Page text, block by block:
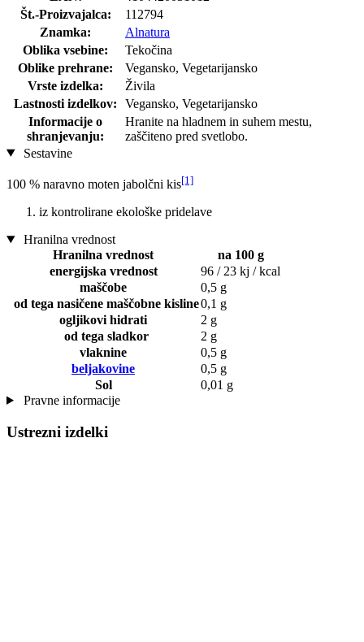
Št.-Proizvajalca:
112794
Znamka:
Alnatura
Oblika vsebine:
Tekočina
Oblike prehrane:
Vegansko, Vegetarijansko
Vrste izdelka:
Živila
Lastnosti izdelkov:
Vegansko, Vegetarijansko
Informacije o
shranjevanju:
Hranite na hladnem in suhem mestu,
zaščiteno pred svetlobo.
Sestavine
100 % naravno moten jabolčni kis[1]
iz kontrolirane ekološke pridelave
Hranilna vrednost
Hranilna vrednost
na 100 g
energijska vrednost
96 / 23 kj / kcal
maščobe
0,5 g
od tega nasičene maščobne kisline0,1 g
ogljikovi hidrati
2 g
od tega sladkor
2 g
vlaknine
0,5 g
beljakovine
0,5 g
Sol
0,01 g
Pravne informacije
Ustrezni izdelki